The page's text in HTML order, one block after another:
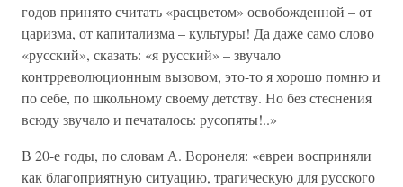
годов принято считать «расцветом» освобожденной – от
царизма, от капитализма – культуры! Да даже само слово
«русский», сказать: «я русский» – звучало
контрреволюционным вызовом, это-то я хорошо помню и
по себе, по школьному своему детству. Но без стеснения
всюду звучало и печаталось: русопяты!..»
В 20-е годы, по словам А. Воронеля: «евреи восприняли
как благоприятную ситуацию, трагическую для русского